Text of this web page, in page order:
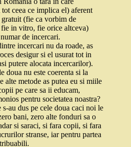
ceea ce implica el) aferent
(fie ca vorbim de
in vitro, fie orice altceva)
de incercari.
incercari nu da roade, as
desigur si el usurat tot in
putere alocata incercarilor).
doua nu este coerenta si la
alte metode as putea eu si miile
pe care sa ii educam,
pentru societatea noastra?
au dus pe cele doua caci noi le
bani, zero alte fonduri sa o
si saraci, si fara copii, si fara
stranse, iar pentru partea